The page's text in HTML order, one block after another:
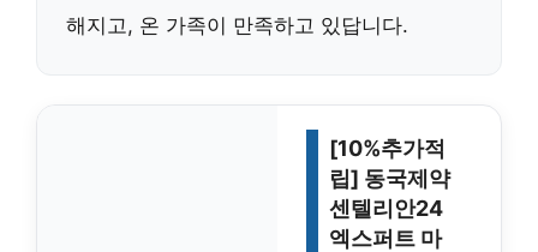
해지고, 온 가족이 만족하고 있답니다.
[10%추가적
립] 동국제약
센텔리안24
엑스퍼트 마